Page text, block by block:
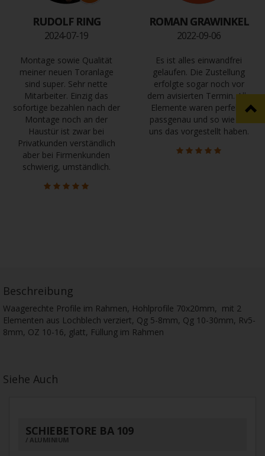
RUDOLF RING
2024-07-19
Montage sowie Qualität
meiner neuen Toranlage
sind super. Sehr nette
Mitarbeiter. Einzig das
sofortige bezahlen nach der
Montage noch an der
Haustür ist zwar bei
Privatkunden verständlich
aber bei Firmenkunden
schwierig, umständlich.
ROMAN GRAWINKEL
2022-09-06
Es ist alles einwandfrei
gelaufen. Die Zustellung
erfolgte sogar noch vor
dem avisierten Termin. Alle
Elemente waren perfekt ,
passgenau und so wie wir
uns das vorgestellt haben.
Beschreibung
Waagerechte Profile im Rahmen, Hohlprofile 70x20mm, mit 2
Elementen aus Lochblech verziert, Qg 5-8mm, Qg 10-30mm, Rv5-
8mm, OZ 10-16, glatt, Füllung im Rahmen
Siehe Auch
SCHIEBETORE BA 109
ALUMINIUM